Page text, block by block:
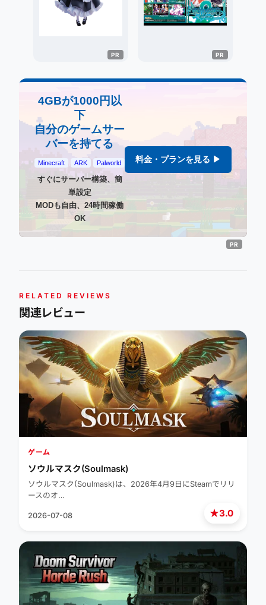
4GBが1000円以
下
自分のゲームサー
バーを持てる
Minecraft ARK Palworld
すぐにサーバー構築、簡
単設定
MODも自由、24時間稼働
OK
料金・プランを見る ▶
RELATED REVIEWS
関連レビュー
★3.0
ゲーム
ソウルマスク(Soulmask)
ソウルマスク(Soulmask)は、2026年4月9日にSteamでリリ
ースのオ…
2026-07-08